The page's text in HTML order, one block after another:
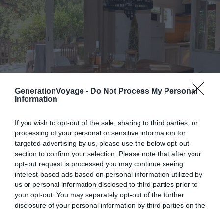
GenerationVoyage - Do Not Process My Personal
Information
If you wish to opt-out of the sale, sharing to third parties, or
processing of your personal or sensitive information for
targeted advertising by us, please use the below opt-out
section to confirm your selection. Please note that after your
opt-out request is processed you may continue seeing
interest-based ads based on personal information utilized by
us or personal information disclosed to third parties prior to
your opt-out. You may separately opt-out of the further
disclosure of your personal information by third parties on the
Crédit photo :Airbnb
Budget :€€
Les plus du logement : à dix minutes à pied de la
sublime Palombaggia